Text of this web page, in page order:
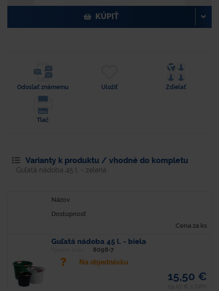
KÚPIŤ
Odoslať známemu Uložiť Zdielať
Tlač
Varianty k produktu / vhodné do kompletu
Guľatá nádoba 45 l. - zelená
Názov
Dostupnosť
Cena za ks
Guľatá nádoba 45 l. - biela
8098-7
Na objednávku
15,50 €